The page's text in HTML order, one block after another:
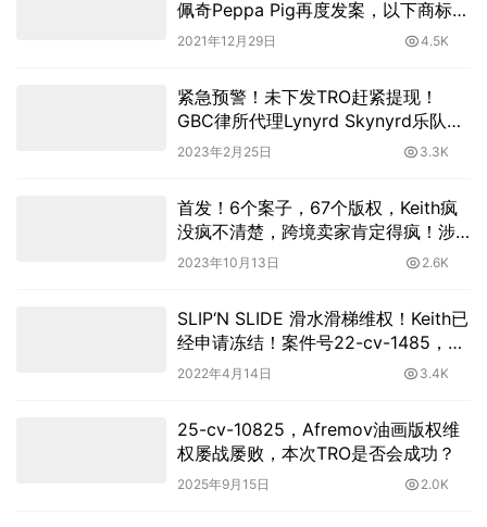
佩奇Peppa Pig再度发案，以下商标版
权勿碰！
2021年12月29日 4.5K
紧急预警！未下发TRO赶紧提现！
GBC律所代理Lynyrd Skynyrd乐队版
权维权
2023年2月25日 3.3K
首发！6个案子，67个版权，Keith疯
没疯不清楚，跨境卖家肯定得疯！涉
及37张鸟类风景图，29张骷髅图，1张
2023年10月13日 2.6K
SLIP‘N SLIDE 滑水滑梯维权！Keith已
经申请冻结！案件号22-cv-1485，速
查！
2022年4月14日 3.4K
25-cv-10825，Afremov油画版权维
权屡战屡败，本次TRO是否会成功？
2025年9月15日 2.0K